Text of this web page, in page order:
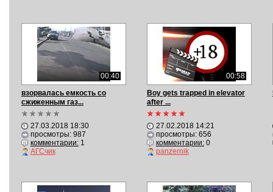
00:40
взорвалась емкость со
сжиженным газ...
27.03.2018 18:30
просмотры: 987
комментарии:1
АГСчик
00:58
Boy gets trapped in elevator
after ...
27.02.2018 14:21
просмотры: 656
комментарии:0
panzernik